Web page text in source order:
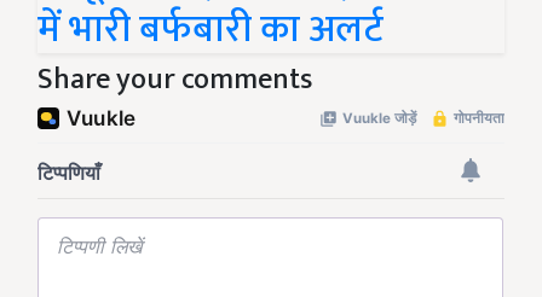
में भारी बर्फबारी का अलर्ट
Share your comments